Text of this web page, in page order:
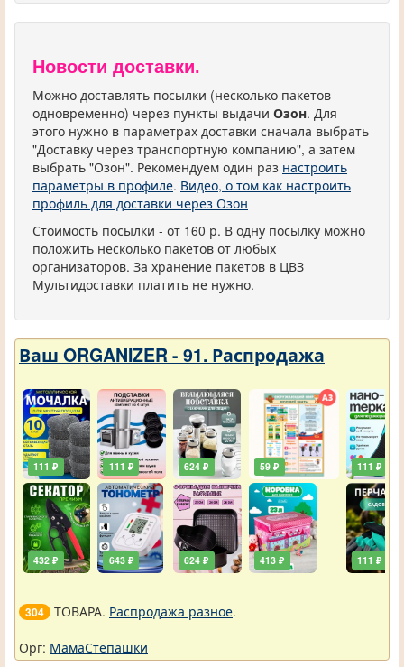
Новости доставки.
Можно доставлять посылки (несколько пакетов
одновременно) через пункты выдачи Озон. Для
этого нужно в параметрах доставки сначала выбрать
"Доставку через транспортную компанию", а затем
выбрать "Озон". Рекомендуем один раз настроить
параметры в профиле. Видео, о том как настроить
профиль для доставки через Озон
Стоимость посылки - от 160 р. В одну посылку можно
положить несколько пакетов от любых
организаторов. За хранение пакетов в ЦВЗ
Мультидоставки платить не нужно.
Ваш ORGANIZER - 91. Распродажа
111 ₽
432 ₽
111 ₽
643 ₽
624 ₽
624 ₽
59 ₽
413 ₽
111 ₽
111 ₽
304 ТОВАРА. Распродажа разное.
Орг: МамаСтепашки